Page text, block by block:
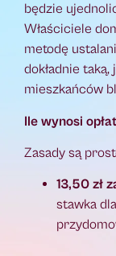
będzie
Właściciele
metodę
dokładnie
mieszkańców
Ile wynosi
Zasady są
13,50 zł
stawka